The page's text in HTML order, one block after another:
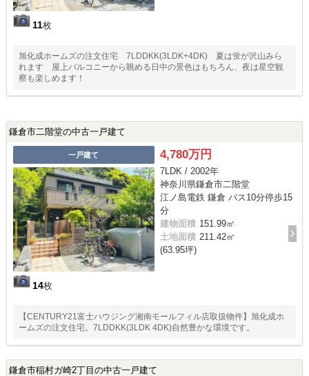
11枚
旭化成ホームズの注文住宅 7LDDKK(3LDK+4DK) 夏は蛍が沢山みら
れます 屋上バルコニーから眺める日中の景色はもちろん、夜は星空観
察も楽しめます！
鎌倉市二階堂の中古一戸建て
一戸建て
14枚
4,780万円
7LDK / 2002年
神奈川県鎌倉市二階堂
江ノ島電鉄 鎌倉 バス10分停歩15
分
建物面積 151.99㎡
土地面積 211.42㎡
(63.95坪)
【CENTURY21富士ハウジング湘南モールフィル店取扱物件】旭化成ホ
ームズの注文住宅。7LDDKK(3LDK 4DK)自然豊かな環境です。
鎌倉市稲村ガ崎2丁目の中古一戸建て